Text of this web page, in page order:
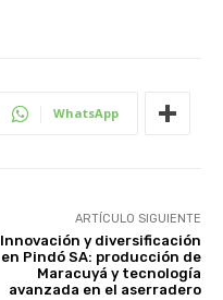
WhatsApp
ARTÍCULO SIGUIENTE
Innovación y diversificación
en Pindó SA: producción de
Maracuyá y tecnología
avanzada en el aserradero